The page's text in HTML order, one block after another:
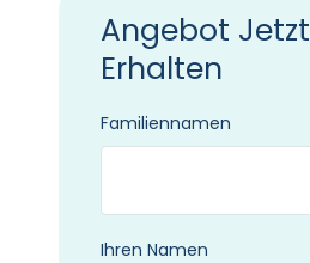
Angebot Jetzt
Erhalten
Familiennamen
Ihren Namen